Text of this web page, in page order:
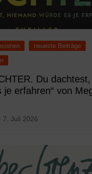
neueste Beiträge
Du
je erfahren“ von
7. Juli 2026